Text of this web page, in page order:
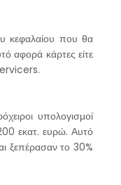
κεφαλαίου που θα
αφορά κάρτες είτε
υπολογισμοί
εκατ. ευρώ. Αυτό
ξεπέρασαν το 30%